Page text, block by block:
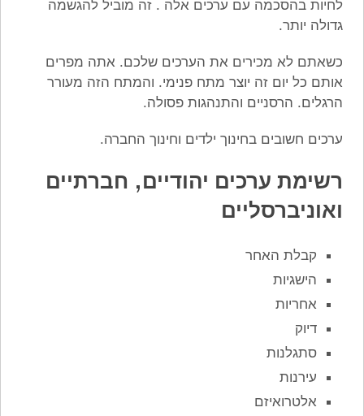
לחיות בהסכמה עם ערכים אלה . זה מוביל להגשמה
גדולה יותר.
כשאתם לא מכירים את הערכים שלכם. אתה מפרים
אותם כל יום זה יוצר מתח פנימי. והמתח הזה מעורר
הרגלים. הרסניים והתנהגות פסולה.
ערכים חשובים בחינוך ילדים וחינוך החברה.
רשימת ערכים יהודיים, חברתיים
ואוניברסליים
קבלת האחר
הישגיות
אחריות
דיוק
סתגלנות
עירנות
אלטרואיזם